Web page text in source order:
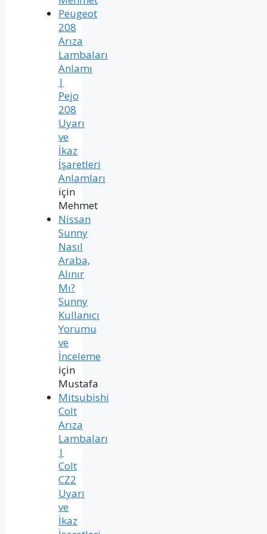
Peugeot
208
Arıza
Lambaları
Anlamı
|
Pejo
208
Uyarı
ve
İkaz
İşaretleri
Anlamları
için
Mehmet
Nissan
Sunny
Nasıl
Araba,
Alınır
Mı?
Sunny
Kullanıcı
Yorumu
ve
İnceleme
için
Mustafa
Mitsubishi
Colt
Arıza
Lambaları
|
Colt
CZ2
Uyarı
ve
İkaz